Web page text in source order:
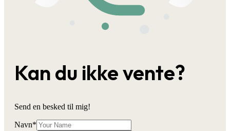
Kan du ikke vente?
Send en besked til mig!
Navn*